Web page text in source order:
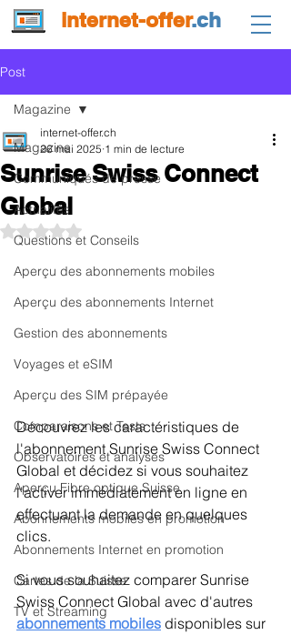
internet-offer.ch
Post
Magazine
Communiqués de presse
Actualités
Questions et Conseils
Aperçu des abonnements mobiles
Aperçu des abonnements Internet
Gestion des abonnements
Voyages et eSIM
Aperçu des SIM prépayée
Comparaisons et Tests
Observatoires et analyses
Aperçu Fibre optique Suisse
Abonnements mobiles en promotion
Abonnements Internet en promotion
Cartes de la Suisse
TV et Streaming
Magazine
Sunrise Swiss Connect
Global
internet-offer.ch
26 mai 2025 1 min de lecture
Noté NaN étoiles sur 5.
Découvrez les caractéristiques de
l'abonnement Sunrise Swiss Connect
Global et décidez si vous souhaitez
l'activer immédiatement en ligne en
effectuant la demande en quelques
clics.
Si vous souhaitez comparer Sunrise
Swiss Connect Global avec d'autres
abonnements mobiles disponibles sur